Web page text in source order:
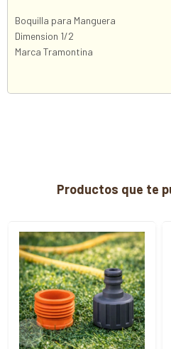
Boquilla para Manguera
Dimension 1/2
Marca Tramontina
Productos que te